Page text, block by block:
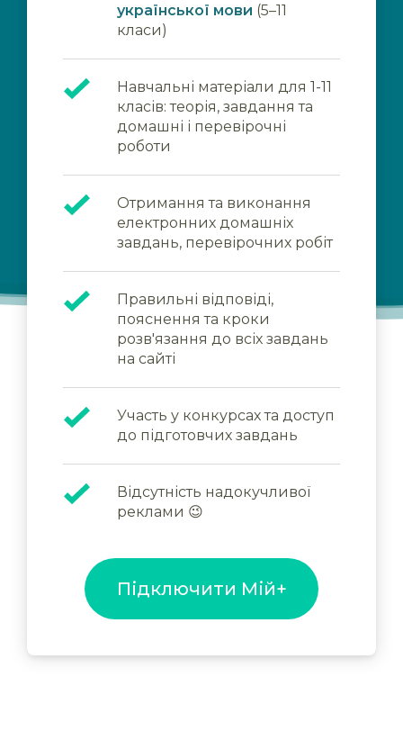
української мови (5–11
класи)
Навчальні матеріали для 1-11
класів: теорія, завдання та
домашні і перевірочні
роботи
Отримання та виконання
електронних домашніх
завдань, перевірочних робіт
Правильні відповіді,
пояснення та кроки
розв'язання до всіх завдань
на сайті
Участь у конкурсах та доступ
до підготовчих завдань
Відсутність надокучливої
реклами 😉
Підключити Мій+